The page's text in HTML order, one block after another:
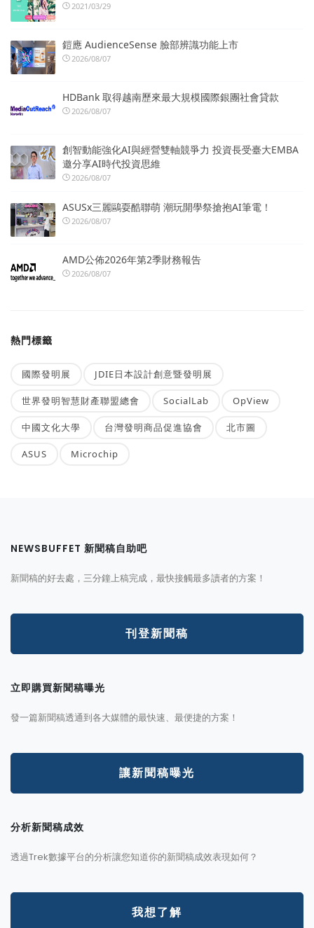
2021/03/29
鎧應 AudienceSense 臉部辨識功能上市
2026/08/07
HDBank 取得越南歷來最大規模國際銀團社會貸款
2026/08/07
創智動能強化AI與經營雙軸競爭力 投資長受臺大EMBA
邀分享AI時代投資思維
2026/08/07
ASUSx三麗鷗耍酷聯萌 潮玩開學祭搶抱AI筆電！
2026/08/07
AMD公佈2026年第2季財務報告
2026/08/07
熱門標籤
國際發明展 JDIE日本設計創意暨發明展
世界發明智慧財產聯盟總會 SocialLab OpView
中國文化大學 台灣發明商品促進協會 北市圖
ASUS Microchip
NEWSBUFFET 新聞稿自助吧
新聞稿的好去處，三分鐘上稿完成，最快接觸最多讀者的方案！
刊登新聞稿
立即購買新聞稿曝光
發一篇新聞稿透通到各大媒體的最快速、最便捷的方案！
讓新聞稿曝光
分析新聞稿成效
透過Trek數據平台的分析讓您知道你的新聞稿成效表現如何？
我想了解